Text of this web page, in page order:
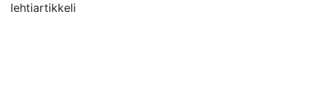
lehtiartikkeli